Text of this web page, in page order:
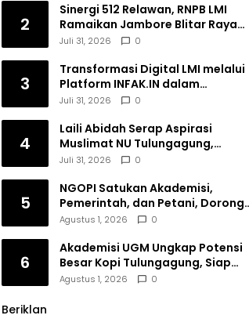
2
Sinergi 512 Relawan, RNPB LMI
Ramaikan Jambore Blitar Raya
2026
Juli 31, 2026 0
3
Transformasi Digital LMI melalui
Platform INFAK.IN dalam
Meningkatkan Penghimpunan
Juli 31, 2026 0
4
Laili Abidah Serap Aspirasi
Muslimat NU Tulungagung,
Dorong Penguatan Peran
Juli 31, 2026 0
5
NGOPI Satukan Akademisi,
Pemerintah, dan Petani, Dorong
Konservasi Hutan serta Daya
Agustus 1, 2026 0
6
Akademisi UGM Ungkap Potensi
Besar Kopi Tulungagung, Siap
Bersaing di Pasar Nasional hingga
Agustus 1, 2026 0
Beriklan